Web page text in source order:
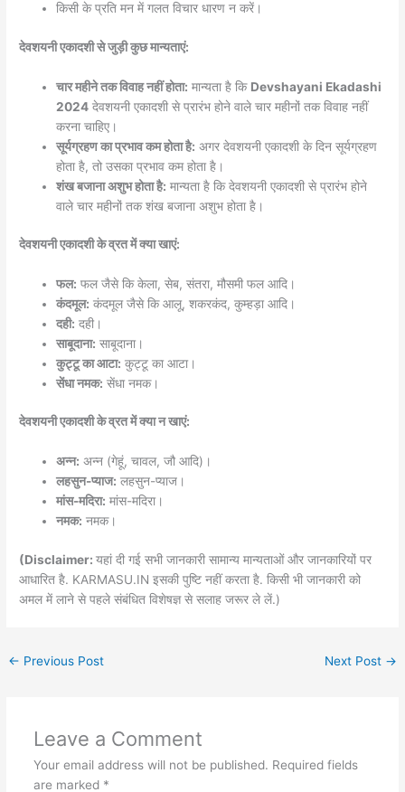
किसी के प्रति मन में गलत विचार धारण न करें।
देवशयनी एकादशी से जुड़ी कुछ मान्यताएं:
चार महीने तक विवाह नहीं होता: मान्यता है कि Devshayani Ekadashi
2024 देवशयनी एकादशी से प्रारंभ होने वाले चार महीनों तक विवाह नहीं
करना चाहिए।
सूर्यग्रहण का प्रभाव कम होता है: अगर देवशयनी एकादशी के दिन सूर्यग्रहण
होता है, तो उसका प्रभाव कम होता है।
शंख बजाना अशुभ होता है: मान्यता है कि देवशयनी एकादशी से प्रारंभ होने
वाले चार महीनों तक शंख बजाना अशुभ होता है।
देवशयनी एकादशी के व्रत में क्या खाएं:
फल: फल जैसे कि केला, सेब, संतरा, मौसमी फल आदि।
कंदमूल: कंदमूल जैसे कि आलू, शकरकंद, कुम्हड़ा आदि।
दही: दही।
साबूदाना: साबूदाना।
कुट्टू का आटा: कुट्टू का आटा।
सेंधा नमक: सेंधा नमक।
देवशयनी एकादशी के व्रत में क्या न खाएं:
अन्न: अन्न (गेहूं, चावल, जौ आदि)।
लहसुन-प्याज: लहसुन-प्याज।
मांस-मदिरा: मांस-मदिरा।
नमक: नमक।
(Disclaimer:यहां दी गई सभी जानकारी सामान्य मान्यताओं और जानकारियों पर
आधारित है. KARMASU.IN इसकी पुष्टि नहीं करता है. किसी भी जानकारी को
अमल में लाने से पहले संबंधित विशेषज्ञ से सलाह जरूर ले लें.)
← Previous Post Next Post →
Leave a Comment
Your email address will not be published. Required fields
are marked *